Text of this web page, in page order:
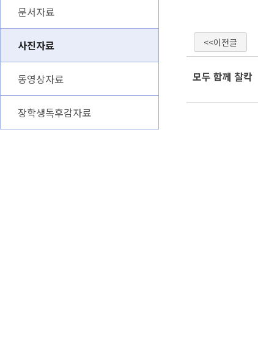
문서자료
사진자료
동영상자료
장학생독후감자료
<<이전글
모두 함께 찰칵